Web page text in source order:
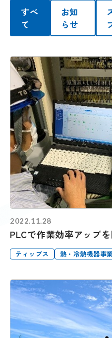
すべ
て
お知
らせ
2022.11.28
PLCで作業効率アップを
ティップス 熱・冷熱機器事業